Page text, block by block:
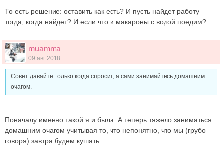
То есть решение: оставить как есть? И пусть найдет работу
тогда, когда найдет? И если что и макароны с водой поедим?
muamma
09 авг 2018
Совет давайте только когда спросит, а сами занимайтесь домашним
очагом.
Поначалу именно такой я и была. А теперь тяжело заниматься
домашним очагом учитывая то, что непонятно, что мы (грубо
говоря) завтра будем кушать.